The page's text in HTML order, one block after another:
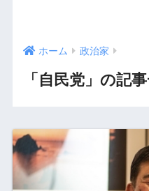
ホーム 政治家
「自民党」の記